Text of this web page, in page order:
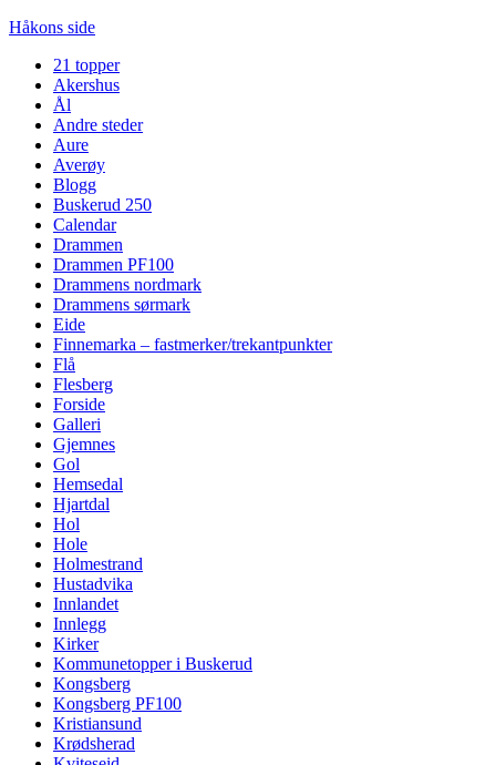
Håkons side
21 topper
Akershus
Ål
Andre steder
Aure
Averøy
Blogg
Buskerud 250
Calendar
Drammen
Drammen PF100
Drammens nordmark
Drammens sørmark
Eide
Finnemarka – fastmerker/trekantpunkter
Flå
Flesberg
Forside
Galleri
Gjemnes
Gol
Hemsedal
Hjartdal
Hol
Hole
Holmestrand
Hustadvika
Innlandet
Innlegg
Kirker
Kommunetopper i Buskerud
Kongsberg
Kongsberg PF100
Kristiansund
Krødsherad